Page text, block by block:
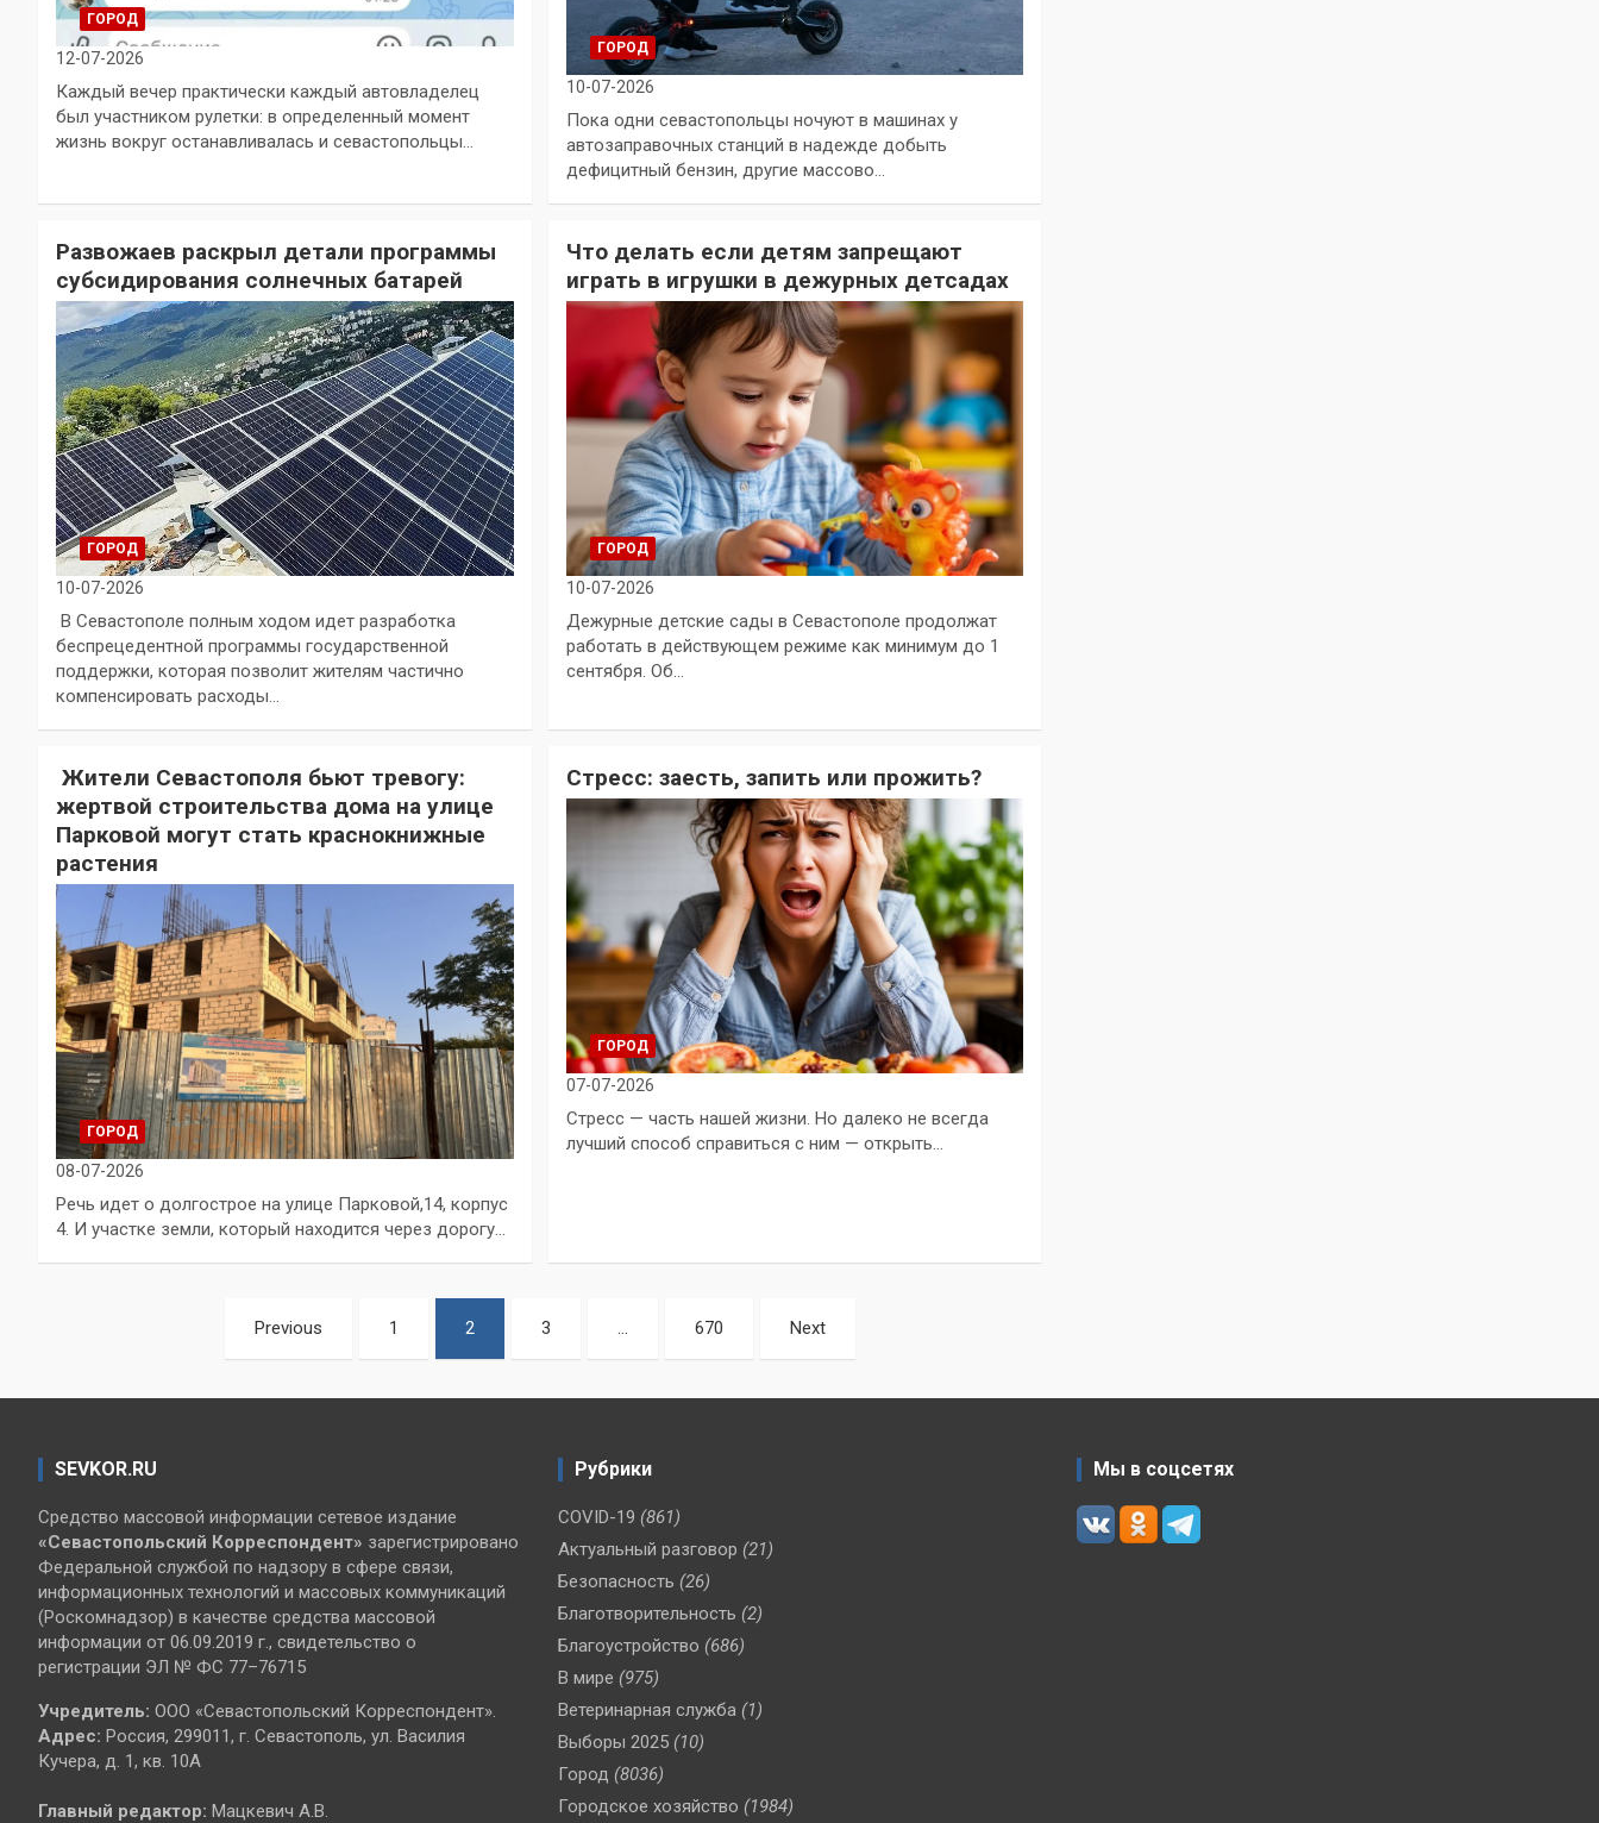
ГОРОД
12-07-2026
Каждый вечер практически каждый автовладелец
был участником рулетки: в определенный момент
жизнь вокруг останавливалась и севастопольцы…
ГОРОД
10-07-2026
Пока одни севастопольцы ночуют в машинах у
автозаправочных станций в надежде добыть
дефицитный бензин, другие массово…
Развожаев раскрыл детали программы
субсидирования солнечных батарей
ГОРОД
10-07-2026
В Севастополе полным ходом идет разработка
беспрецедентной программы государственной
поддержки, которая позволит жителям частично
компенсировать расходы…
Что делать если детям запрещают
играть в игрушки в дежурных детсадах
ГОРОД
10-07-2026
Дежурные детские сады в Севастополе продолжат
работать в действующем режиме как минимум до 1
сентября. Об…
Жители Севастополя бьют тревогу:
жертвой строительства дома на улице
Парковой могут стать краснокнижные
растения
ГОРОД
08-07-2026
Речь идет о долгострое на улице Парковой,14, корпус
4. И участке земли, который находится через дорогу…
Стресс: заесть, запить или прожить?
ГОРОД
07-07-2026
Стресс — часть нашей жизни. Но далеко не всегда
лучший способ справиться с ним — открыть…
Previous 1 2 3 … 670 Next
SEVKOR.RU
Средство массовой информации сетевое издание
«Севастопольский Корреспондент» зарегистрировано
Федеральной службой по надзору в сфере связи,
информационных технологий и массовых коммуникаций
(Роскомнадзор) в качестве средства массовой
информации от 06.09.2019 г., свидетельство о
регистрации ЭЛ № ФС 77–76715
Учредитель: ООО «Севастопольский Корреспондент».
Адрес: Россия, 299011, г. Севастополь, ул. Василия
Кучера, д. 1, кв. 10А
Главный редактор: Мацкевич А.В.
Рубрики
COVID-19 (861)
Актуальный разговор (21)
Безопасность (26)
Благотворительность (2)
Благоустройство (686)
В мире (975)
Ветеринарная служба (1)
Выборы 2025 (10)
Город (8036)
Городское хозяйство (1984)
Мы в соцсетях